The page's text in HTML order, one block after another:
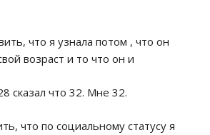
что я узнала потом , что он
возраст и то что он и
сказал что 32. Мне 32.
что по социальному статусу я